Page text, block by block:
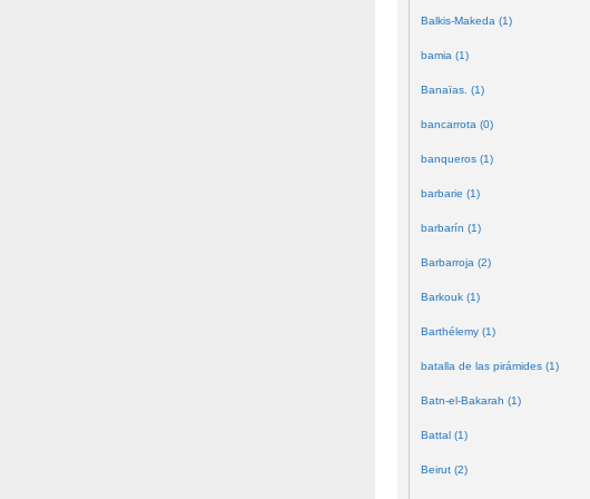
Balkis-Makeda (1)
bamia (1)
Banaïas. (1)
bancarrota (0)
banqueros (1)
barbarie (1)
barbarín (1)
Barbarroja (2)
Barkouk (1)
Barthélemy (1)
batalla de las pirámides (1)
Batn-el-Bakarah (1)
Battal (1)
Beirut (2)